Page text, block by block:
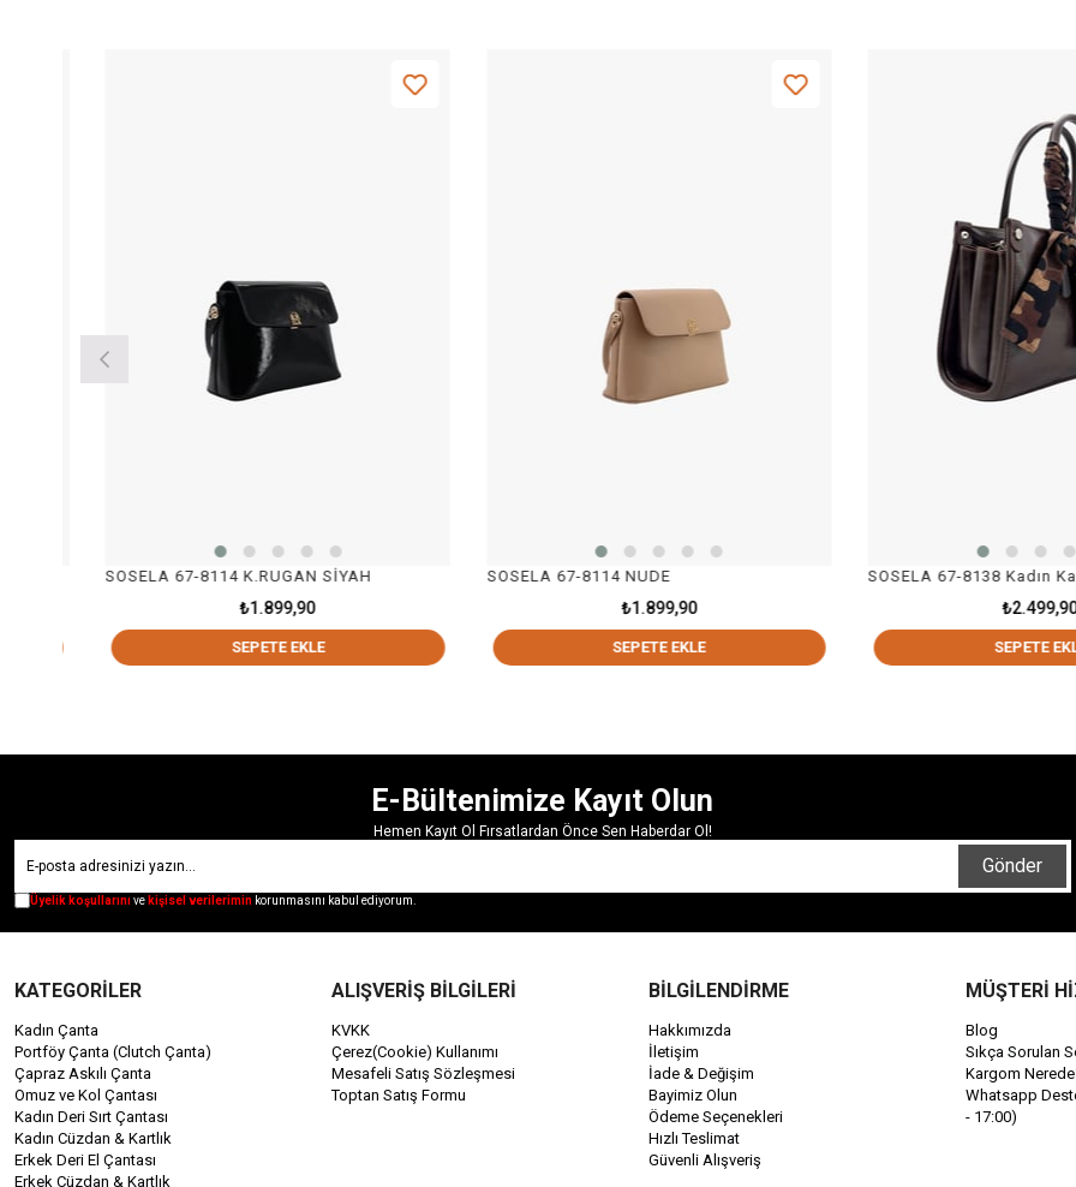
SOSELA 67-8114 K.RUGAN SİYAH
₺1.899,90
SEPETE EKLE
SOSELA 67-8114 NUDE
₺1.899,90
SEPETE EKLE
₺2.499,90
SEPETE EKLE
E-Bültenimize Kayıt Olun
Hemen Kayıt Ol Fırsatlardan Önce Sen Haberdar Ol!
Gönder
Üyelik koşullarınıve kişisel verilerimin korunmasını kabul ediyorum.
KATEGORİLER
Kadın Çanta
Portföy Çanta (Clutch Çanta)
Çapraz Askılı Çanta
Omuz ve Kol Çantası
Kadın Deri Sırt Çantası
Kadın Cüzdan & Kartlık
Erkek Deri El Çantası
Erkek Cüzdan & Kartlık
ALIŞVERİŞ BİLGİLERİ
KVKK
Çerez(Cookie) Kullanımı
Mesafeli Satış Sözleşmesi
Toptan Satış Formu
BİLGİLENDİRME
Hakkımızda
İletişim
İade & Değişim
Bayimiz Olun
Ödeme Seçenekleri
Hızlı Teslimat
Güvenli Alışveriş
MÜŞTERİ
Blog
Sıkça Sorulan
Kargom
Whatsapp
- 17:00)